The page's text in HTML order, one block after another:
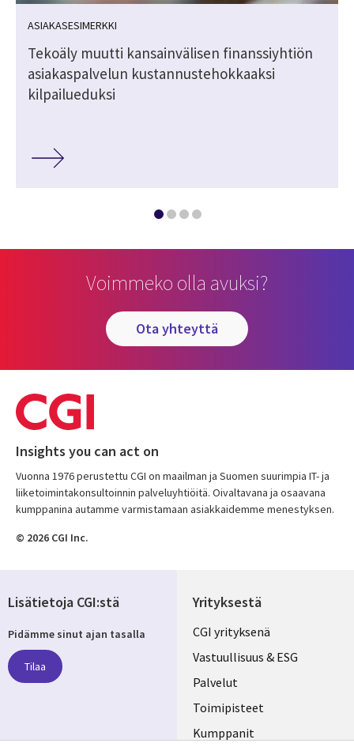
ASIAKASESIMERKKI
Tekoäly muutti kansainvälisen finanssiyhtiön
asiakaspalvelun kustannustehokkaaksi
kilpailueduksi
Voimmeko olla avuksi?
ota yhteyttä
Insights you can act on
Vuonna 1976 perustettu CGI on maailman ja Suomen suurimpia IT- ja
liiketoimintakonsultoinnin palveluyhtiöitä. Oivaltavana ja osaavana
kumppanina autamme varmistamaan asiakkaidemme menestyksen.
© 2026 CGI Inc.
Yrityksestä
Useful
links
FINLAND
CGI yrityksenä
Vastuullisuus & ESG
Palvelut
Toimipisteet
Kumppanit
Lisätietoja CGI:stä
Pidämme sinut ajan tasalla
Tilaa